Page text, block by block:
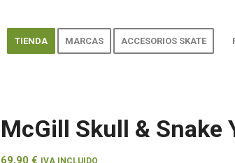
TIENDA MARCAS ACCESORIOS SKATE
McGill Skull & Snake
69,90€ IVA INCLUIDO